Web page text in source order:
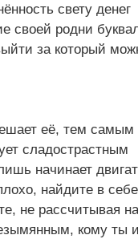
свету денег
своей родни
за который
её, тем самым
сладострастным
начинает
найдите в себе
не рассчитывая на
кому ты